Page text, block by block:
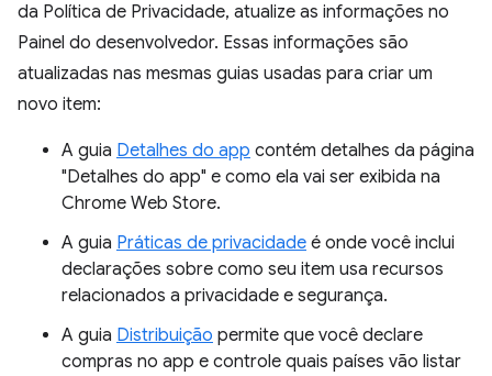
da Política de Privacidade, atualize as informações no
Painel do desenvolvedor. Essas informações são
atualizadas nas mesmas guias usadas para criar um
novo item:
A guia Detalhes do app contém detalhes da página
"Detalhes do app" e como ela vai ser exibida na
Chrome Web Store.
A guia Práticas de privacidade é onde você inclui
declarações sobre como seu item usa recursos
relacionados a privacidade e segurança.
A guia Distribuição permite que você declare
compras no app e controle quais países vão listar